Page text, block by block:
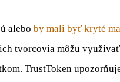
alebo by mali byť kryté
tvorcovia môžu
TrustToken